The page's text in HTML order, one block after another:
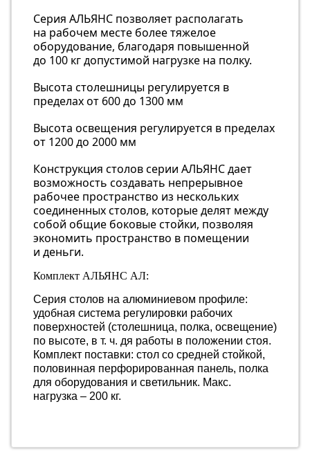
Серия АЛЬЯНС позволяет располагать
на рабочем месте более тяжелое
оборудование, благодаря повышенной
до 100 кг допустимой нагрузке на полку.
Высота столешницы регулируется в
пределах от 600 до 1300 мм
Высота освещения регулируется в пределах
от 1200 до 2000 мм
Конструкция столов серии АЛЬЯНС дает
возможность создавать непрерывное
рабочее пространство из нескольких
соединенных столов, которые делят между
собой общие боковые стойки, позволяя
экономить пространство в помещении
и деньги.
Комплект АЛЬЯНС АЛ:
Серия столов на алюминиевом профиле:
удобная система регулировки рабочих
поверхностей (столешница, полка, освещение)
по высоте, в т. ч. дя работы в положении стоя.
Комплект поставки: стол со средней стойкой,
половинная перфорированная панель, полка
для оборудования и светильник. Макс.
нагрузка – 200 кг.